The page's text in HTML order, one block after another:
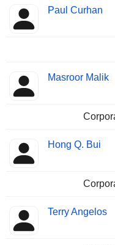
Paul Curhan
Masroor Malik
Hong Q. Bui
Terry Angelos